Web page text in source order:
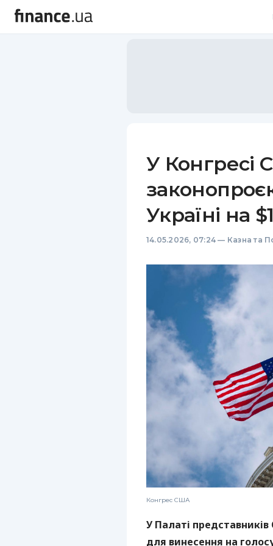
У Конгресі
Україні на
14.05.2026, 07:24 — Казна та
Конгрес США
У Палаті
для винесення на